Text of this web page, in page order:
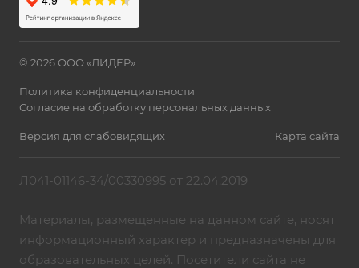
© 2026 ООО «ЛИДЕР»
Политика конфиденциальности
Согласие на обработку персональных данных
Версия для слабовидящих Карта сайта
Л041-01146-34/00330995 от 22.04.2019
Материалы, размещенные на данном сайте, носят
информационный характер и предназначены для
образовательных целей. Посетители сайта не